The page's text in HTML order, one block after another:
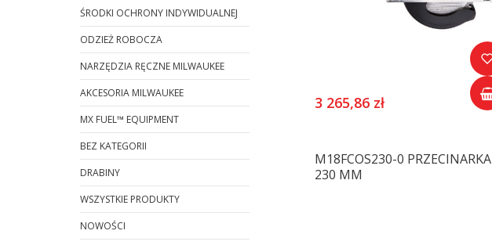
ŚRODKI OCHRONY INDYWIDUALNEJ
ODZIEŻ ROBOCZA
NARZĘDZIA RĘCZNE MILWAUKEE
AKCESORIA MILWAUKEE
MX FUEL™ EQUIPMENT
BEZ KATEGORII
DRABINY
WSZYSTKIE PRODUKTY
NOWOŚCI
3 265,86 zł
M18FCOS230-0 PRZECINARKA
230 MM